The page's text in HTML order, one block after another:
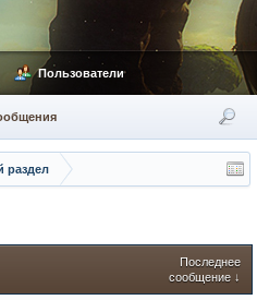
раздел
Последнее
сообщение ↓
Пользователи